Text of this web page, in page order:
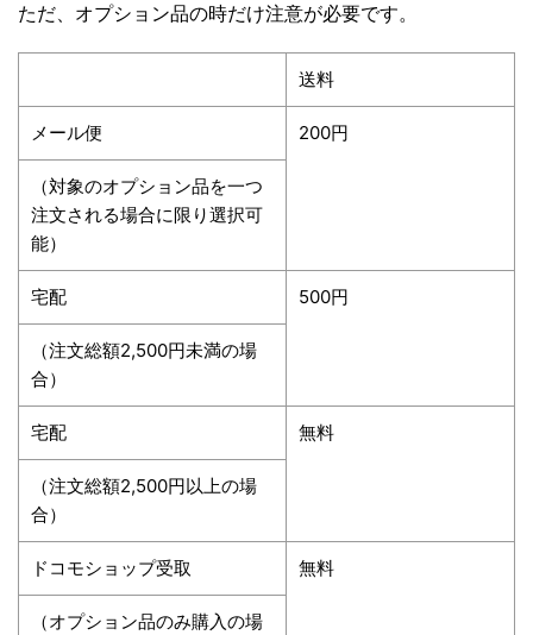
ただ、オプション品の時だけ注意が必要です。
送料
メール便 200円
（対象のオプション品を一つ
注文される場合に限り選択可
能）
宅配 500円
（注文総額2,500円未満の場
合）
宅配 無料
（注文総額2,500円以上の場
合）
ドコモショップ受取 無料
（オプション品のみ購入の場